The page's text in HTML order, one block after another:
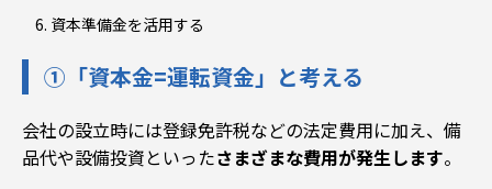
資本準備金を活用する
①「資本金=運転資金」と考える
会社の設立時には登録免許税などの法定費用に加え、備
品代や設備投資といったさまざまな費用が発生します。